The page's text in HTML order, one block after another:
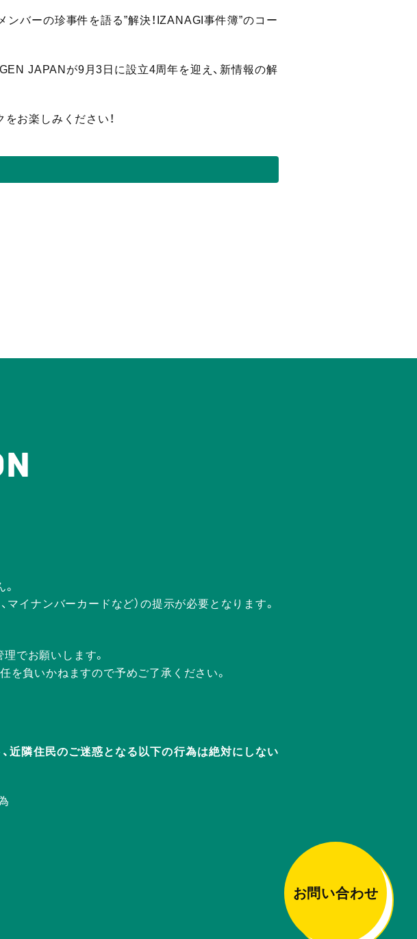
バーの珍事件を語る”解決！IZANAGI事件簿”のコー
JAPANが9月3日に設立4周年を迎え、新情報の解
お楽しみください！
マイナンバーカードなど）の提示が必要となります。
でお願いします。
を負いかねますので予めご了承ください。
近隣住民のご迷惑となる以下の行為は絶対にしない
お問い合わせ